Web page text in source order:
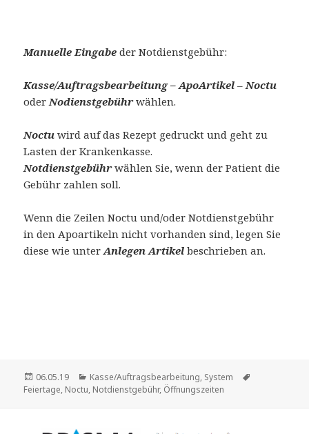
Manuelle Eingabe der Notdienstgebühr:
Kasse/Auftragsbearbeitung – ApoArtikel –Noctu
oderNodienstgebührwählen.
Noctu wird auf das Rezept gedruckt und geht zu
Lasten der Krankenkasse.
Notdienstgebührwählen Sie, wenn der Patient die
Gebühr zahlen soll.
Wenn die Zeilen Noctu und/oder Notdienstgebühr
in den Apoartikeln nicht vorhanden sind, legen Sie
diese wie unterAnlegen Artikelbeschrieben an.
Veröffentlicht
am
06.05.19 Kategorien
Kasse/Auftragsbearbeitung, System
Feiertage, Noctu, Notdienstgebühr, Öffnungszeiten